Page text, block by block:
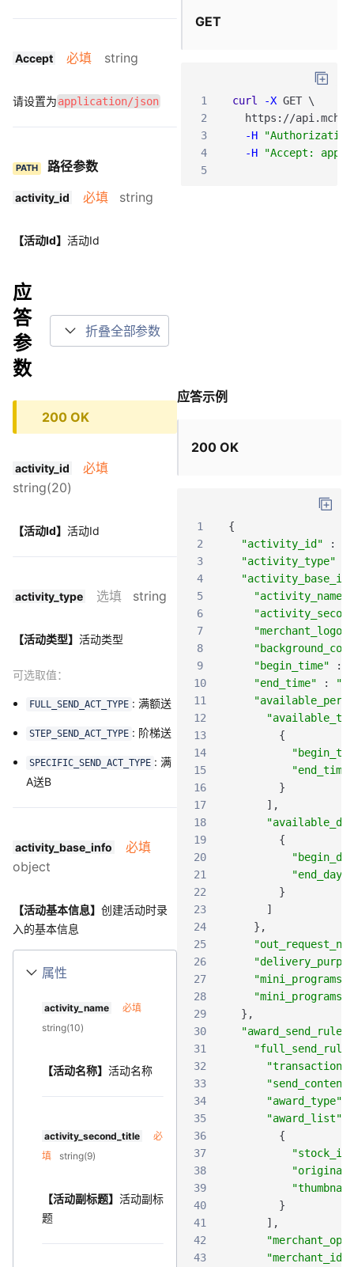
Accept 必填 string
请设置为application/json
PATH 路径参数
activity_id 必填 string
【活动Id】 活动Id
GET
1 curl -X GET \
2
https : //api .mch
3
-H
"Authorization:
4
-H
"Accept:
5
应
答
参
数
折叠全部参数
200 OK
activity_id
必填
string(20)
【活动Id】 活动Id
activity_type 选填 string
【活动类型】 活动类型
可选取值：
FULL_SEND_ACT_TYPE : 满额送
STEP_SEND_ACT_TYPE : 阶梯送
SPECIFIC_SEND_ACT_TYPE : 满
A送B
activity_base_info
必填
object
【活动基本信息】 创建活动时录
入的基本信息
属性
activity_name
必填
string(10)
【活动名称】 活动名称
activity_second_title
必
填
string(9)
【活动副标题】 活动副标
题
应答示例
200 OK
1
{
2
"activity_id" :
3
"activity_type"
4
5
"activity_name"
6
7
8
9
"begin_time" :
10
"end_time" :
11
12
13
{
14
15
"end_time"
16
}
17
] ,
18
19
{
20
21
22
}
23
]
24
} ,
25
"out_request_no"
26
27
28
29
} ,
30
"award_send_rule"
31
"full_send_rule"
32
33
"send_content"
34
"award_type"
35
"award_list"
36
{
37
"stock_id"
38
39
40
}
41
] ,
42
43